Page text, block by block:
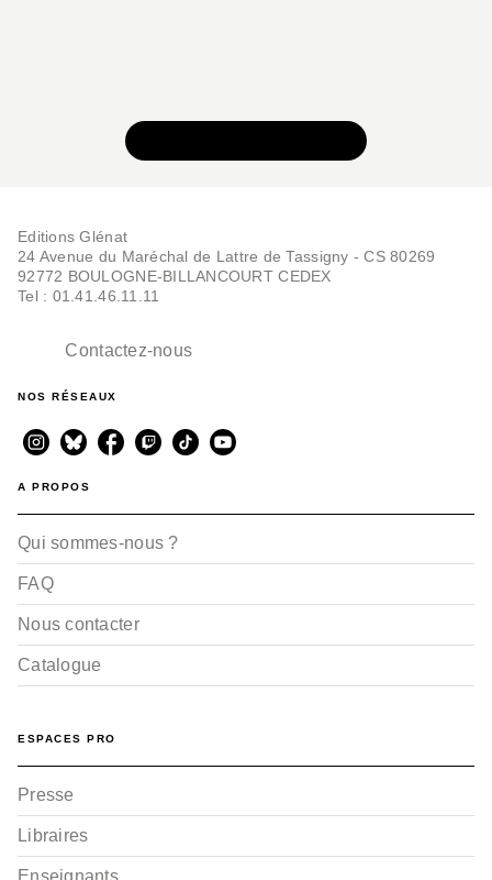
Editions Glénat
24 Avenue du Maréchal de Lattre de Tassigny - CS 80269
92772 BOULOGNE-BILLANCOURT CEDEX
Tel : 01.41.46.11.11
Contactez-nous
NOS RÉSEAUX
A PROPOS
Qui sommes-nous ?
FAQ
Nous contacter
Catalogue
ESPACES PRO
Presse
Libraires